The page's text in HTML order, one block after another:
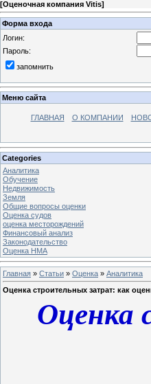
[Оценочная компания Vitis]
Форма входа
Логин:
Пароль:
запомнить
Меню сайта
ГЛАВНАЯ О КОМПАНИИ
Categories
Аналитика
Обучение
Недвижимость
Земля
Общие вопросы оценки
Оценка судов
оценка месторождений
Финансовый анализ
Законодательство
Оценка НМА
Главная » Статьи » Оценка » Аналитика
Оценка строительных затрат: как
Оценка